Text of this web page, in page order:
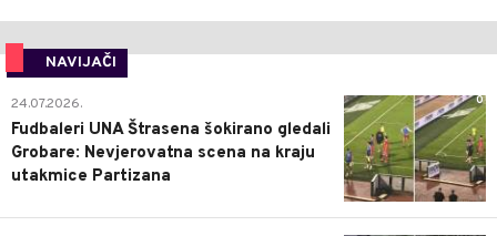
NAVIJAČI
0
24.07.2026.
Fudbaleri UNA Štrasena šokirano gledali
Grobare: Nevjerovatna scena na kraju
utakmice Partizana